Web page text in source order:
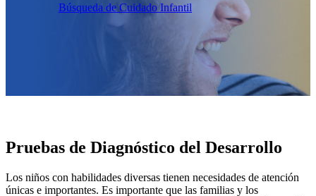
Búsqueda de Cuidado Infantil
Pruebas de Diagnóstico del Desarrollo
Los niños con habilidades diversas tienen necesidades de atención
únicas e importantes. Es importante que las familias y los